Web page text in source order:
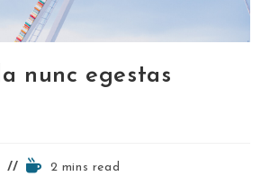
nunc egestas
Reading2 mins read